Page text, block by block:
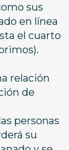
sus
en línea
el cuarto
relación
de
personas
su